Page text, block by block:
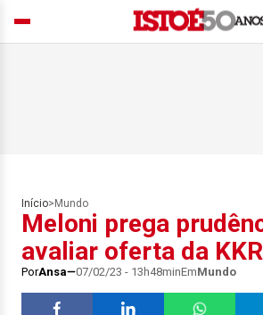
Início> Mundo
Meloni prega
avaliar oferta da
PorAnsa 07/02/23 - 13h48minEmMundo